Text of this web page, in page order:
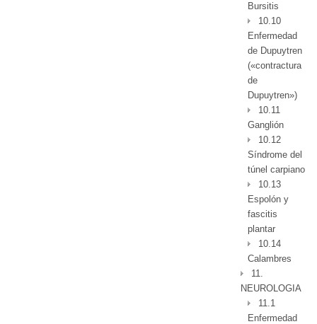
Bursitis
10.10
Enfermedad
de Dupuytren
(«contractura
de
Dupuytren»)
10.11
Ganglión
10.12
Síndrome del
túnel carpiano
10.13
Espolón y
fascitis
plantar
10.14
Calambres
11.
NEUROLOGIA
11.1
Enfermedad